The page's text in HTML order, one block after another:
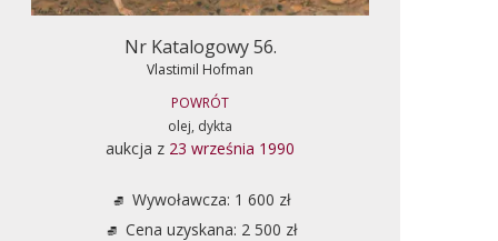
Nr Katalogowy 56.
Vlastimil Hofman
POWRÓT
olej, dykta
aukcja z 23 września 1990
Wywoławcza: 1 600 zł
Cena uzyskana: 2 500 zł